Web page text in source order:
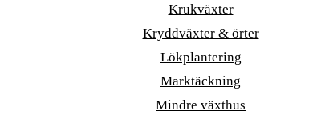
Krukväxter
Kryddväxter & örter
Lökplantering
Marktäckning
Mindre växthus